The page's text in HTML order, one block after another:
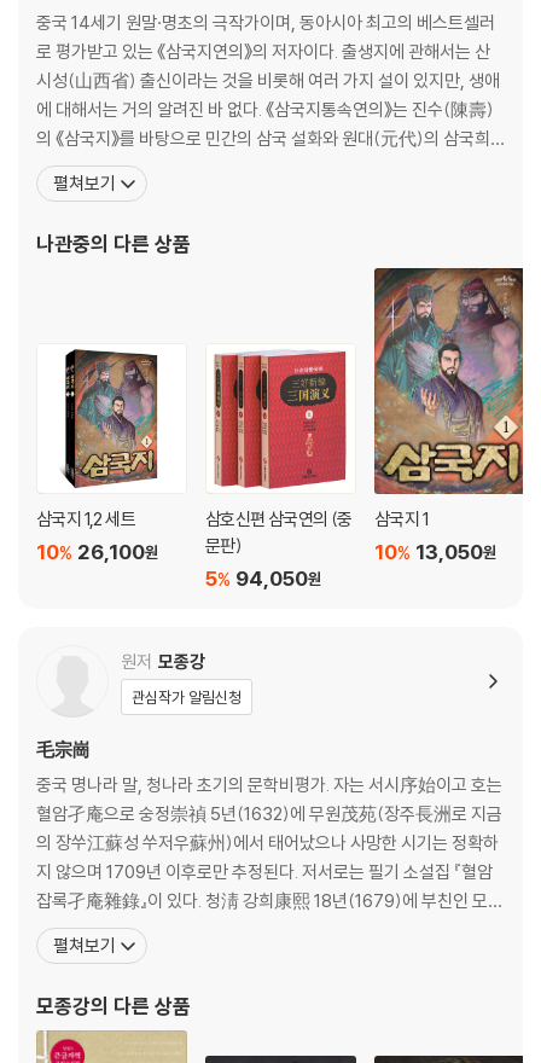
중국 14세기 원말·명초의 극작가이며, 동아시아 최고의 베스트셀러
로 평가받고 있는 《삼국지연의》의 저자이다. 출생지에 관해서는 산
시성(山西省) 출신이라는 것을 비롯해 여러 가지 설이 있지만, 생애
에 대해서는 거의 알려진 바 없다. 《삼국지통속연의》는 진수(陳壽)
의 《삼국지》를 바탕으로 민간의 삼국 설화와 원대(元代)의 삼국희
(三國戱) 등 여기저기 흩어져 있는 삼국에 관한 이야기를 한꺼번에
엮어 펴낸 것이다. 이 외에 《수호지》, 《수당연의》, 《잔당오대사연
때 동아시아에서 셰익스피어 또는 일리아스를 쓴 호메로스
펼쳐보기
나관중의 다른 상품
삼국지 1,2 세트
26,100원
10%
삼호신편 삼국연의 (중
문판)
94,050원
5%
삼국지 1
13,050원
10%
원저 모종강
관심작가 알림신청
毛宗崗
중국 명나라 말, 청나라 초기의 문학비평가. 자는 서시序始이고 호는
혈암孑庵으로 숭정崇禎 5년(1632)에 무원茂苑(장주長洲로 지금
의 장쑤江蘇성 쑤저우蘇州)에서 태어났으나 사망한 시기는 정확하
지 않으며 1709년 이후로만 추정된다. 저서로는 필기 소설집 『혈암
잡록孑庵雜錄』이 있다. 청淸 강희康熙 18년(1679)에 부친인 모륜
毛綸의 작업을 이어받아 유명한 ‘모종강평개본毛宗崗評改本(혹은
모본毛本)’을 출간했다. 그는 김성탄金聖t嘆의 『수호전』 첨삭 방법
첨삭뿐만 아니라 표제를 정돈하고 문사를 수정했으며 시문詩文을
고
펼쳐보기
모종강의 다른 상품